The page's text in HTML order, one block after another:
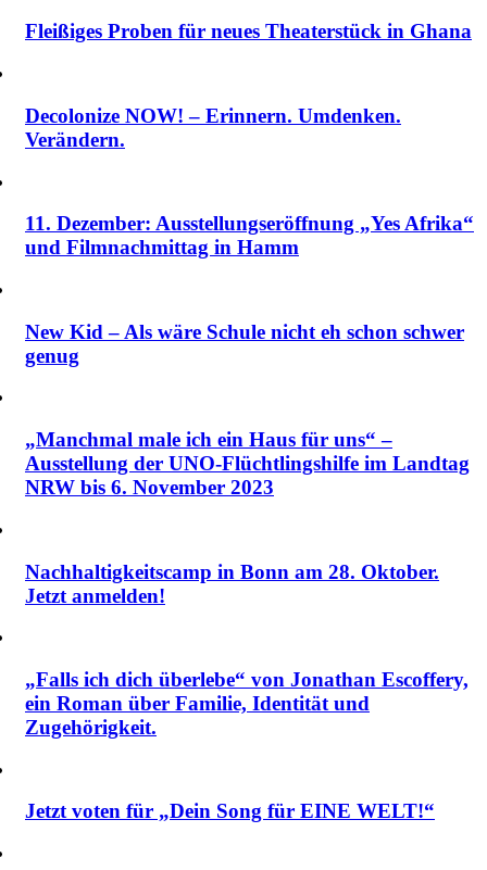
Fleißiges Proben für neues Theaterstück in Ghana
Decolonize NOW! – Erinnern. Umdenken.
Verändern.
11. Dezember: Ausstellungseröffnung „Yes Afrika“
und Filmnachmittag in Hamm
New Kid – Als wäre Schule nicht eh schon schwer
genug
„Manchmal male ich ein Haus für uns“ –
Ausstellung der UNO-Flüchtlingshilfe im Landtag
NRW bis 6. November 2023
Nachhaltigkeitscamp in Bonn am 28. Oktober.
Jetzt anmelden!
„Falls ich dich überlebe“ von Jonathan Escoffery,
ein Roman über Familie, Identität und
Zugehörigkeit.
Jetzt voten für „Dein Song für EINE WELT!“